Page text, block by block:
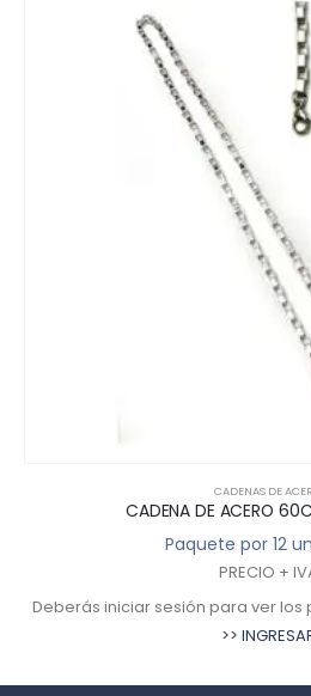
CADENAS DE
CADENA DE ACERO
Paquete por 12
PRECIO +
Deberás iniciar sesión para ver
>>